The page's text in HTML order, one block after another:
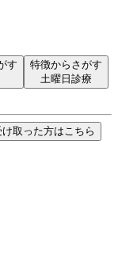
す
特徴からさがす
土曜日診療
取った方はこちら